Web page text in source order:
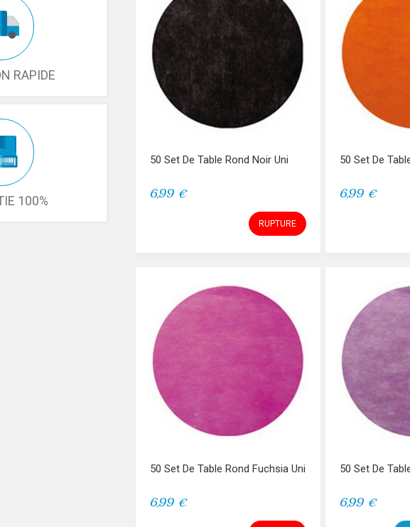
RAPIDE
100%
50 Set De Table Rond Noir Uni
6,99 €
RUPTURE
50 Set De
6,99 €
50 Set De Table Rond Fuchsia Uni
6,99 €
50 Set De
6,99 €